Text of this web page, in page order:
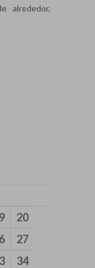
alrededor,
20
27
34